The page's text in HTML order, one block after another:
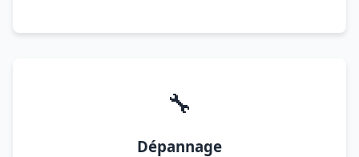
🔧
Dépannage